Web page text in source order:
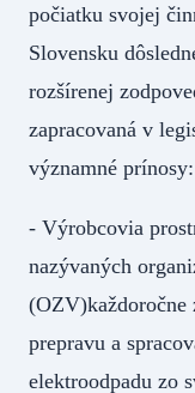
počiatku svojej
Slovensku
rozšírenej
zapracovaná v
významné prínosy:
- Výrobcovia
nazývaných
(OZV)každoročne
prepravu a
elektroodpadu zo